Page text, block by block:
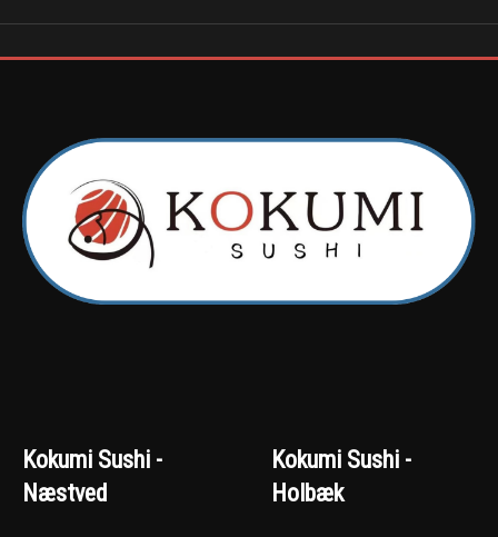
Kokumi Sushi -
Næstved
Kokumi Sushi -
Holbæk